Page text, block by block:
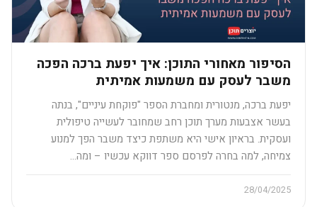
הסיפור מאחורי התוכן: איך יפעת ברכה הפכה
משבר לעסק עם משמעות אמיתית
יפעת ברכה, מנטורית ומחברת הספר "פוקחת עיניים", בנתה
בעשר אצבעות מערך תוכן רחב שמחובר לעשייה טיפולית
ועסקית. בראיון אישי היא משתפת כיצד משבר הפך למנוע
צמיחה, למה בחרה לפרסם ספר דווקא עכשיו – ומה…
28/04/2025